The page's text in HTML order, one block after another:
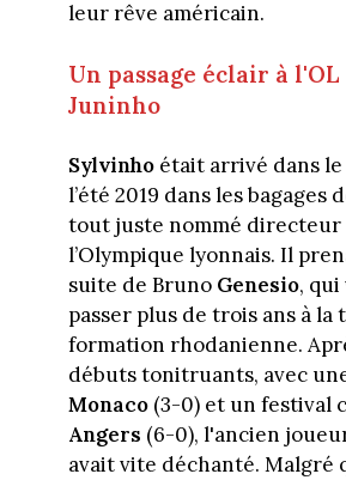
leur rêve américain.
Un passage éclair à l'OL
Juninho
Sylvinho était arrivé dans le
l’été 2019 dans les bagages
tout juste nommé directeur
l’Olympique lyonnais. Il
suite de Bruno Genesio, qui
passer plus de trois ans à la
formation rhodanienne.
débuts tonitruants, avec
Monaco (3-0) et un festival
Angers (6-0), l'ancien
avait vite déchanté. Malgré